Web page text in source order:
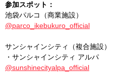
参加スポット：
池袋パルコ（商業施設）
@parco_ikebukuro_official
サンシャインシティ（複合施設）
・サンシャインシティ アルパ
@sunshinecityalpa_official